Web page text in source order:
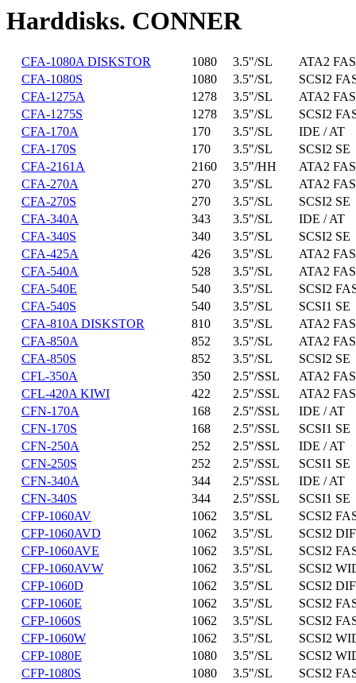
Harddisks. CONNER
CFA-1080A DISKSTOR 1080 3.5"/SL
ATA2
CFA-1080S
1080 3.5"/SL
SCSI2
CFA-1275A
1278 3.5"/SL
ATA2
CFA-1275S
1278 3.5"/SL
SCSI2
CFA-170A
170 3.5"/SL
IDE / AT
CFA-170S
170 3.5"/SL
SCSI2 SE
CFA-2161A
2160 3.5"/HH
ATA2
CFA-270A
270 3.5"/SL
ATA2
CFA-270S
270 3.5"/SL
SCSI2 SE
CFA-340A
343 3.5"/SL
IDE / AT
CFA-340S
340 3.5"/SL
SCSI2 SE
CFA-425A
426 3.5"/SL
ATA2
CFA-540A
528 3.5"/SL
ATA2
CFA-540E
540 3.5"/SL
SCSI2
CFA-540S
540 3.5"/SL
SCSI1 SE
CFA-810A DISKSTOR
810 3.5"/SL
ATA2
CFA-850A
852 3.5"/SL
ATA2
CFA-850S
852 3.5"/SL
SCSI2 SE
CFL-350A
350 2.5"/SSL
ATA2
CFL-420A KIWI
422 2.5"/SSL
ATA2
CFN-170A
168 2.5"/SSL
IDE / AT
CFN-170S
168 2.5"/SSL
SCSI1 SE
CFN-250A
252 2.5"/SSL
IDE / AT
CFN-250S
252 2.5"/SSL
SCSI1 SE
CFN-340A
344 2.5"/SSL
IDE / AT
CFN-340S
344 2.5"/SSL
SCSI1 SE
CFP-1060AV
1062 3.5"/SL
SCSI2
CFP-1060AVD
1062 3.5"/SL
SCSI2
CFP-1060AVE
1062 3.5"/SL
SCSI2
CFP-1060AVW
1062 3.5"/SL
SCSI2
CFP-1060D
1062 3.5"/SL
SCSI2
CFP-1060E
1062 3.5"/SL
SCSI2
CFP-1060S
1062 3.5"/SL
SCSI2
CFP-1060W
1062 3.5"/SL
SCSI2
CFP-1080E
1080 3.5"/SL
SCSI2
CFP-1080S
1080 3.5"/SL
SCSI2